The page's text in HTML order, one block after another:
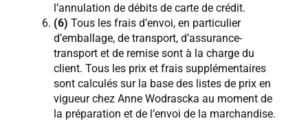
l’annulation de débits de carte de crédit.
(6) Tous les frais d’envoi, en particulier
d’emballage, de transport, d’assurance-
transport et de remise sont à la charge du
client. Tous les prix et frais supplémentaires
sont calculés sur la base des listes de prix en
vigueur chez Anne Wodrascka au moment de
la préparation et de l’envoi de la marchandise.